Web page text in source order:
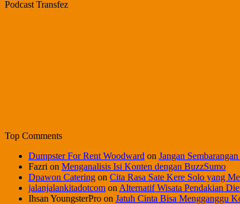
Share
Podcast Transfez
Top Comments
Dumpster For Rent Woodward on Jangan
Fazri on Menganalisis Isi Konten dengan BuzzSumo
Dpawon Catering on Cita Rasa Sate Kere Solo yang
jalanjalankitadotcom on Alternatif Wisata Pendakian
Ihsan YoungsterPro on Jatuh Cinta Bisa Mengganggu